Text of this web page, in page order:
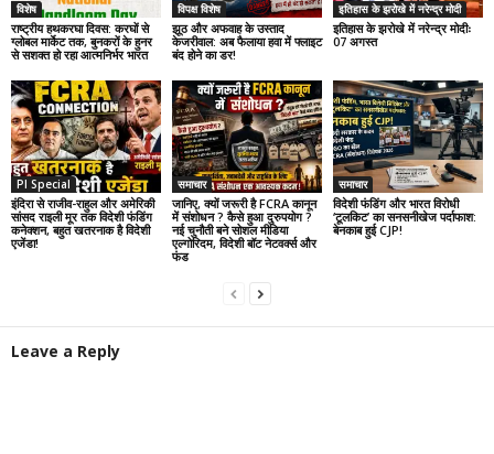
विशेष
राष्ट्रीय हथकरघा दिवस: करघों से
ग्लोबल मार्केट तक, बुनकरों के हुनर
से सशक्त हो रहा आत्मनिर्भर भारत
विपक्ष विशेष
झूठ और अफवाह के उस्ताद
केजरीवाल: अब फैलाया हवा में फ्लाइट
बंद होने का डर!
इतिहास के झरोखे में नरेन्द्र मोदी
इतिहास के झरोखे में नरेन्द्र मोदीः
07 अगस्त
PI Special
इंदिरा से राजीव-राहुल और अमेरिकी
सांसद राइली मूर तक विदेशी फंडिंग
कनेक्शन, बहुत खतरनाक है विदेशी
एजेंडा!
समाचार
जानिए, क्यों जरूरी है FCRA कानून
में संशोधन ? कैसे हुआ दुरुपयोग ?
नई चुनौती बने सोशल मीडिया
एल्गोरिदम, विदेशी बॉट नेटवर्क्स और
फंड
समाचार
विदेशी फंडिंग और भारत विरोधी
‘टूलकिट’ का सनसनीखेज पर्दाफाश:
बेनकाब हुई CJP!
Leave a Reply